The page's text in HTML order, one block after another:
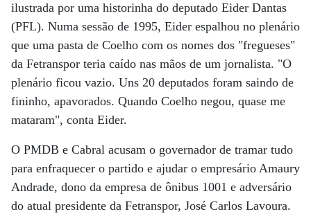
ilustrada por uma historinha do deputado Eider Dantas
(PFL). Numa sessão de 1995, Eider espalhou no plenário
que uma pasta de Coelho com os nomes dos "fregueses"
da Fetranspor teria caído nas mãos de um jornalista. "O
plenário ficou vazio. Uns 20 deputados foram saindo de
fininho, apavorados. Quando Coelho negou, quase me
mataram", conta Eider.
O PMDB e Cabral acusam o governador de tramar tudo
para enfraquecer o partido e ajudar o empresário Amaury
Andrade, dono da empresa de ônibus 1001 e adversário
do atual presidente da Fetranspor, José Carlos Lavoura.